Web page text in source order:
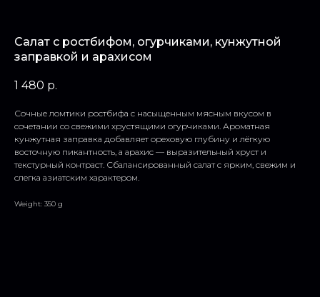
Салат с ростбифом, огурчиками, кунжутной
заправкой и арахисом
1 480 р.
Сочные ломтики ростбифа с насыщенным мясным вкусом в
сочетании со свежими хрустящими огурчиками. Ароматная
кунжутная заправка добавляет ореховую глубину и лёгкую
восточную пикантность, а арахис — выразительный хруст и
текстурный контраст. Сбалансированный салат с ярким, свежим и
слегка азиатским характером.
Weight: 350 g